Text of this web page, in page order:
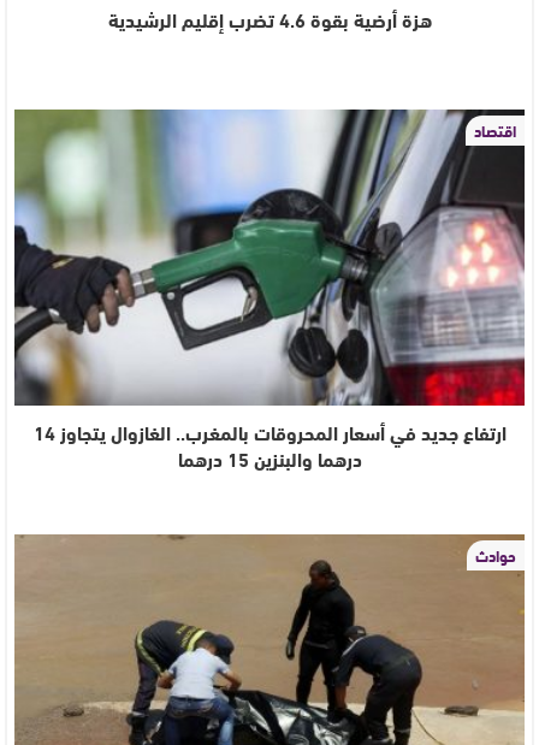
هزة أرضية بقوة 4.6 تضرب إقليم الرشيدية
اقتصاد
ارتفاع جديد في أسعار المحروقات بالمغرب.. الغازوال يتجاوز 14
درهما والبنزين 15 درهما
حوادث